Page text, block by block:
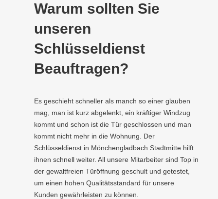
Warum sollten Sie
unseren
Schlüsseldienst
Beauftragen?
Es geschieht schneller als manch so einer glauben
mag, man ist kurz abgelenkt, ein kräftiger Windzug
kommt und schon ist die Tür geschlossen und man
kommt nicht mehr in die Wohnung. Der
Schlüsseldienst in Mönchengladbach Stadtmitte hilft
ihnen schnell weiter. All unsere Mitarbeiter sind Top in
der gewaltfreien Türöffnung geschult und getestet,
um einen hohen Qualitätsstandard für unsere
Kunden gewährleisten zu können.